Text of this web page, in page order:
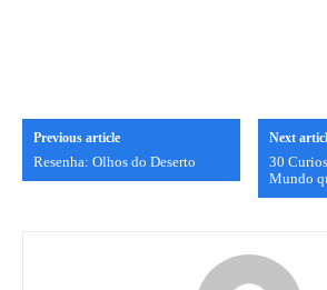
Previous article
Resenha: Olhos do Deserto
Next
30
Mundo